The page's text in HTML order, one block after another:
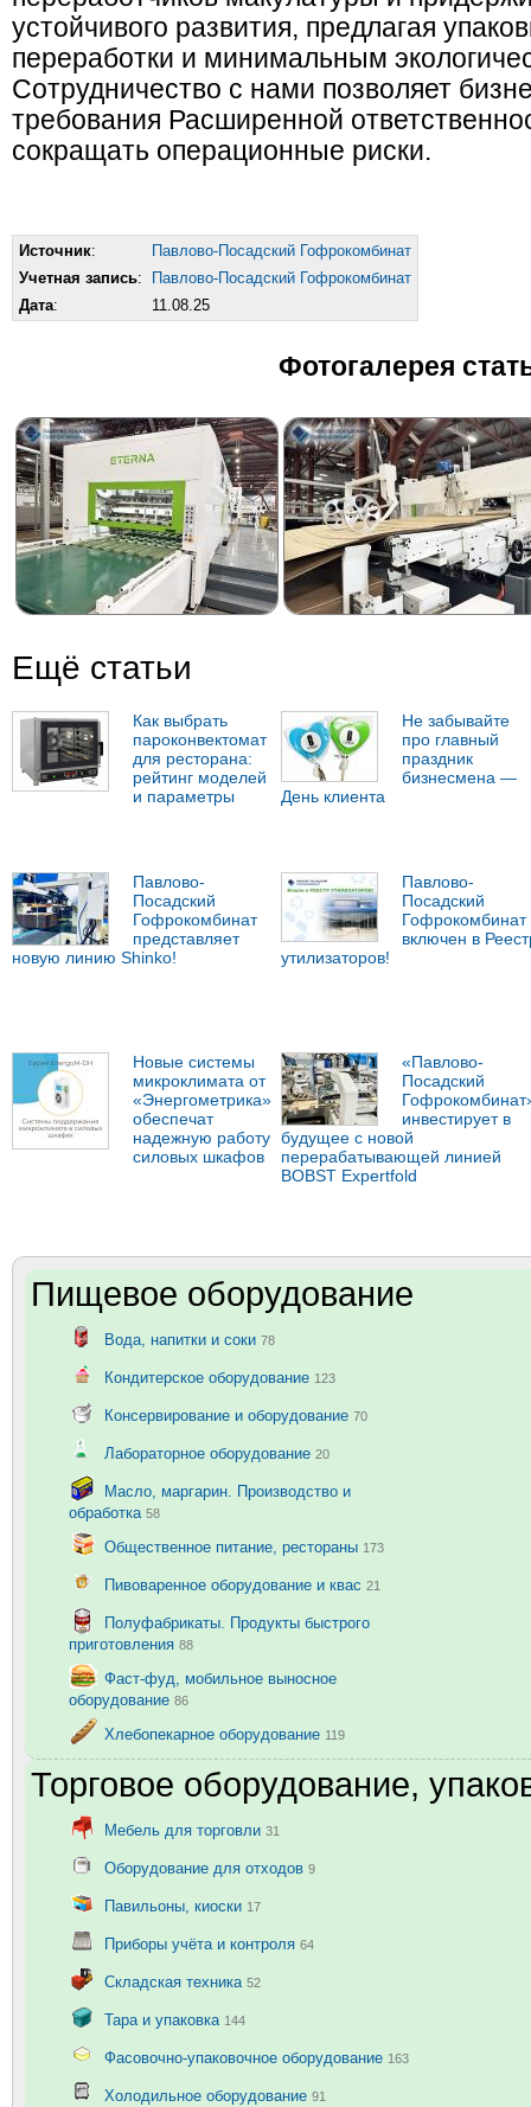
устойчивого развития, предлагая
переработки и минимальным
Сотрудничество с нами позволяет
требования Расширенной
сокращать операционные риски.
Источник:
Павлово-Посадский Гофрокомбинат
Учетная запись:
Павлово-Посадский Гофрокомбинат
Дата: 11.08.25
Фотогалерея
Ещё статьи
Как выбрать
пароконвектомат
для ресторана:
рейтинг моделей
и параметры
Не забывайте
про главный
праздник
бизнесмена —
День клиента
Павлово-
Посадский
Гофрокомбинат
представляет
новую линию Shinko!
Павлово-
Посадский
Гофрокомбинат
включен в
утилизаторов!
Новые системы
микроклимата от
«Энергометрика»
обеспечат
надежную работу
силовых шкафов
«Павлово-
Посадский
инвестирует в
будущее с новой
перерабатывающей линией
BOBST Expertfold
Пищевое оборудование
Вода, напитки и соки 78
Кондитерское оборудование 123
Консервирование и оборудование 70
Лабораторное оборудование 20
Масло, маргарин. Производство и
обработка 58
Общественное питание, рестораны 173
Пивоваренное оборудование и квас 21
Полуфабрикаты. Продукты быстрого
приготовления 88
Фаст-фуд, мобильное выносное
оборудование 86
Хлебопекарное оборудование 119
Торговое оборудование,
Мебель для торговли 31
Оборудование для отходов 9
Павильоны, киоски 17
Приборы учёта и контроля 64
Складская техника 52
Тара и упаковка 144
Фасовочно-упаковочное оборудование 163
Холодильное оборудование 91